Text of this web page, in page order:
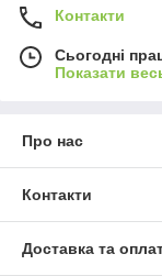
Контакти
Сьогодні
Показати
Про нас
Контакти
Доставка та